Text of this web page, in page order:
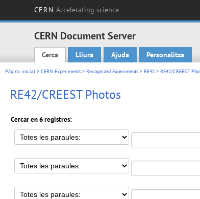
CERN Accelerating science
CERN Document Server
Main menu
Cerca Lliura Ajuda Personalitza
Pàgina inicial > CERN Experiments > Recognized Experiments > RE42 > RE42/CREEST
RE42/CREEST Photos
Cercar en 6 registres: